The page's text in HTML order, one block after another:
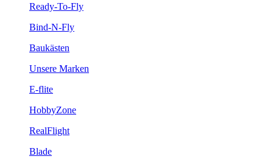
Ready-To-Fly
Bind-N-Fly
Baukästen
Unsere Marken
E-flite
HobbyZone
RealFlight
Blade